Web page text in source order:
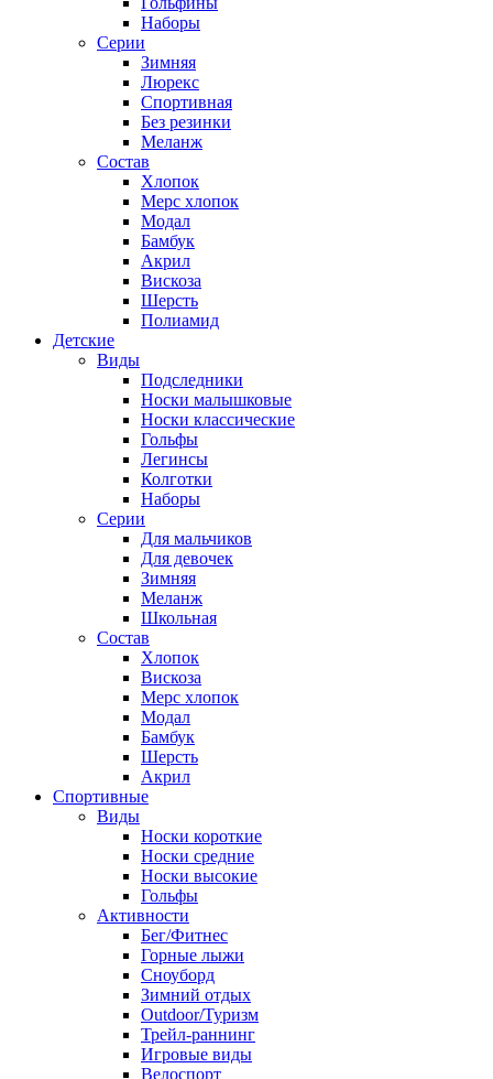
Наборы
Серии
Зимняя
Люрекс
Спортивная
Без резинки
Меланж
Состав
Хлопок
Мерс хлопок
Модал
Бамбук
Акрил
Вискоза
Шерсть
Полиамид
Детские
Виды
Подследники
Носки малышковые
Носки классические
Гольфы
Легинсы
Колготки
Наборы
Серии
Для мальчиков
Для девочек
Зимняя
Меланж
Школьная
Состав
Хлопок
Вискоза
Мерс хлопок
Модал
Бамбук
Шерсть
Акрил
Спортивные
Виды
Носки короткие
Носки средние
Носки высокие
Гольфы
Активности
Бег/Фитнес
Горные лыжи
Сноуборд
Зимний отдых
Outdoor/Туризм
Трейл-раннинг
Игровые виды
Велоспорт